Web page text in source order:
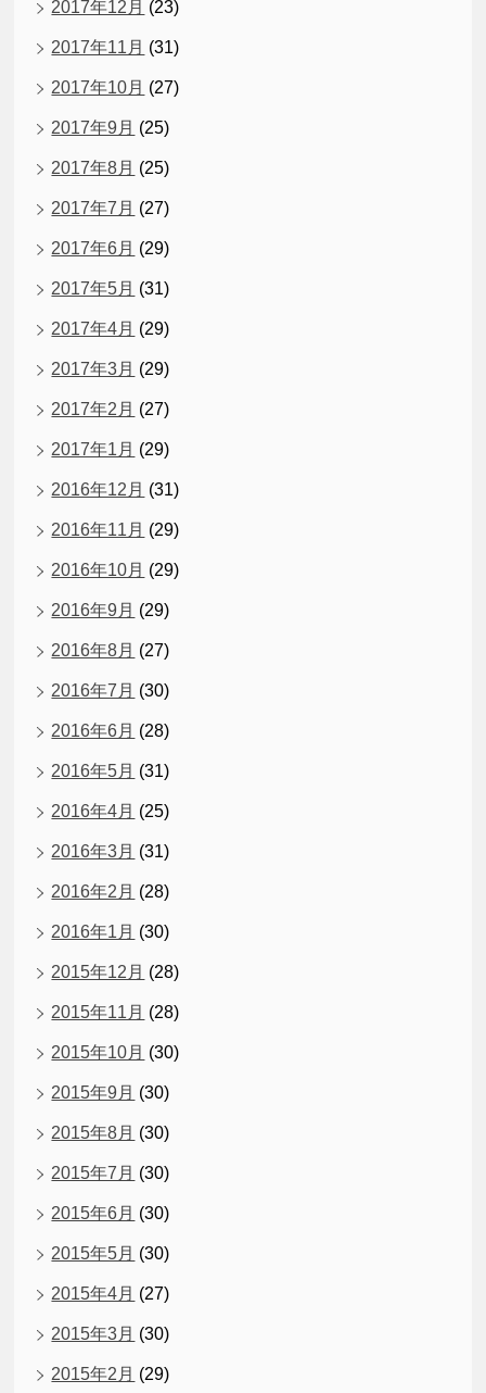
2017年12月 (23)
2017年11月 (31)
2017年10月 (27)
2017年9月 (25)
2017年8月 (25)
2017年7月 (27)
2017年6月 (29)
2017年5月 (31)
2017年4月 (29)
2017年3月 (29)
2017年2月 (27)
2017年1月 (29)
2016年12月 (31)
2016年11月 (29)
2016年10月 (29)
2016年9月 (29)
2016年8月 (27)
2016年7月 (30)
2016年6月 (28)
2016年5月 (31)
2016年4月 (25)
2016年3月 (31)
2016年2月 (28)
2016年1月 (30)
2015年12月 (28)
2015年11月 (28)
2015年10月 (30)
2015年9月 (30)
2015年8月 (30)
2015年7月 (30)
2015年6月 (30)
2015年5月 (30)
2015年4月 (27)
2015年3月 (30)
2015年2月 (29)